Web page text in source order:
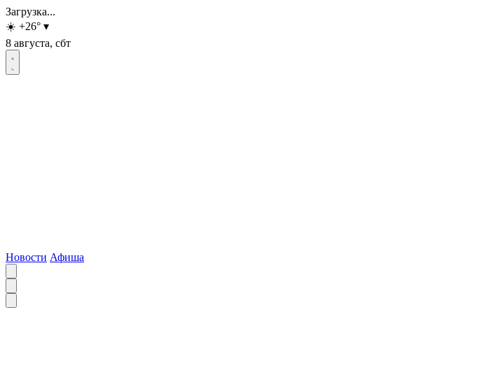
Загрузка...
☀️ +26° ▾
8 августа, сбт
Новости Афиша